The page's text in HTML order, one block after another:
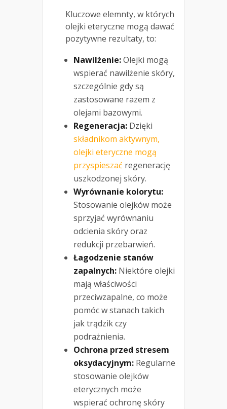
Kluczowe elemnty, w których
olejki eteryczne mogą dawać
pozytywne rezultaty, to:
Nawilżenie:Olejki mogą
wspierać nawilżenie skóry,
szczególnie gdy są
zastosowane razem z
olejami bazowymi.
Regeneracja: Dzięki
składnikom aktywnym,
olejki eteryczne mogą
przyspieszać regenerację
uszkodzonej skóry.
Wyrównanie kolorytu:
Stosowanie olejków może
sprzyjać wyrównaniu
odcienia skóry oraz
redukcji przebarwień.
Łagodzenie stanów
zapalnych: Niektóre olejki
mają właściwości
przeciwzapalne, co może
pomóc w stanach takich
jak trądzik czy
podrażnienia.
Ochrona przed stresem
oksydacyjnym: Regularne
stosowanie olejków
eterycznych może
wspierać ochronę skóry